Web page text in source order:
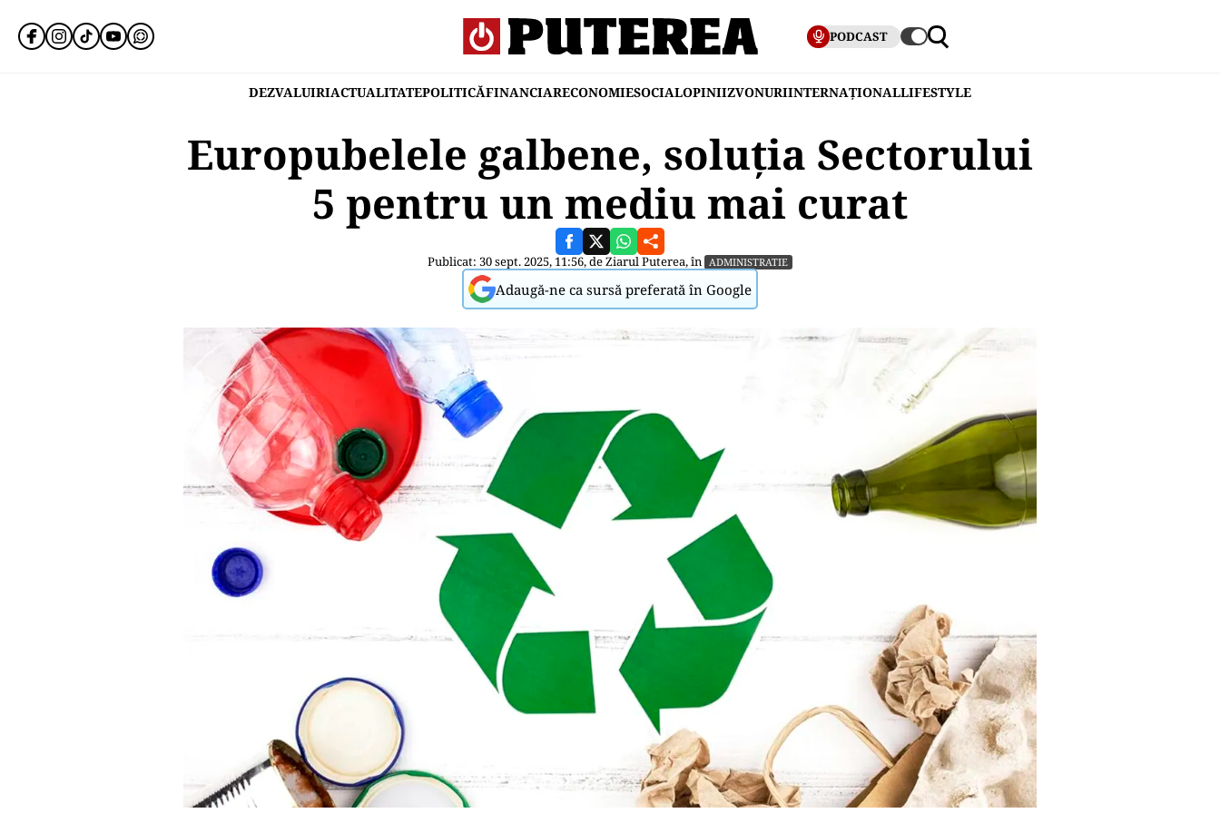
PODCAST
DEZVALUIRIACTUALITATEPOLITICĂFINANCIARECONOMIESOCIALOPINIIZVONURIINTERNAȚIONALLIFESTYLE
Europubelele galbene, soluția Sectorului
5 pentru un mediu mai curat
Publicat: 30 sept. 2025, 11:56, deZiarul Puterea, în ADMINISTRATIE
Adaugă-ne ca sursă preferată în Google